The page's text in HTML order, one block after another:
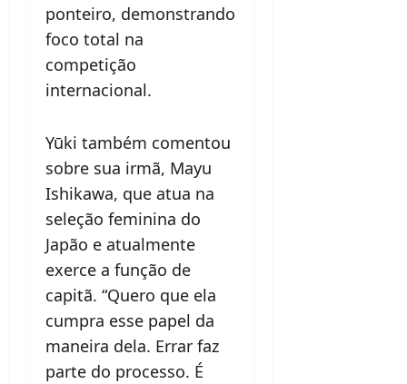
ponteiro, demonstrando
foco total na
competição
internacional.
Yūki também comentou
sobre sua irmã, Mayu
Ishikawa, que atua na
seleção feminina do
Japão e atualmente
exerce a função de
capitã. “Quero que ela
cumpra esse papel da
maneira dela. Errar faz
parte do processo. É